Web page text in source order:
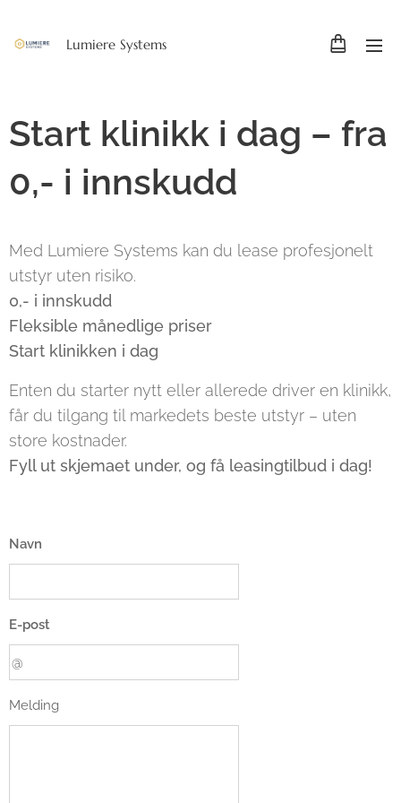
Lumiere Systems
Start klinikk i dag – fra
0,- i innskudd
Med Lumiere Systems kan du lease profesjonelt
utstyr uten risiko.
0,- i innskudd
Fleksible månedlige priser
Start klinikken i dag
Enten du starter nytt eller allerede driver en klinikk,
får du tilgang til markedets beste utstyr – uten
store kostnader.
Fyll ut skjemaet under, og få leasingtilbud i dag!
Navn
E-post
Melding